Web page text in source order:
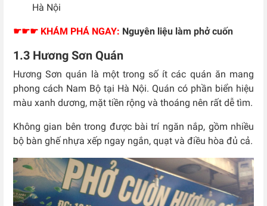
Hà Nội
☛☛☛ KHÁM PHÁ NGAY: Nguyên liệu làm phở cuốn
1.3 Hương Sơn Quán
Hương Sơn quán là một trong số ít các quán ăn mang
phong cách Nam Bộ tại Hà Nội. Quán có phần biển hiệu
màu xanh dương, mặt tiền rộng và thoáng nên rất dễ tìm.
Không gian bên trong được bài trí ngăn nắp, gồm nhiều
bộ bàn ghế nhựa xếp ngay ngắn, quạt và điều hòa đủ cả.